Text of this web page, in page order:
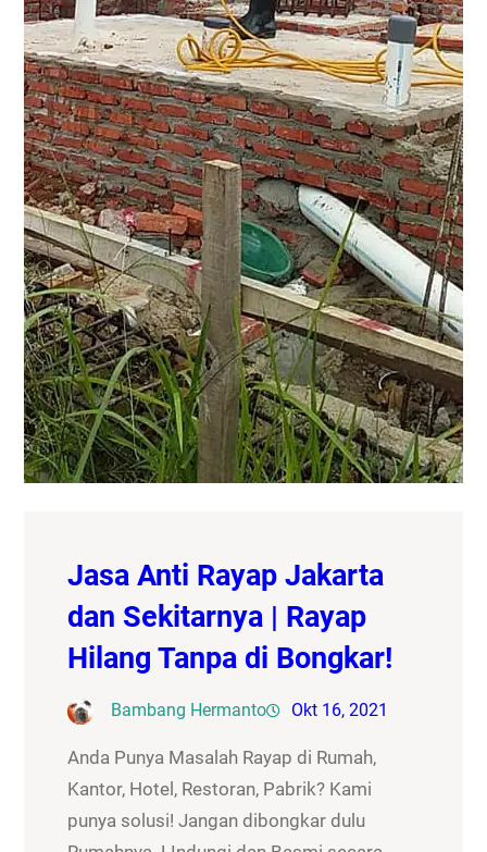
Jasa Anti Rayap Jakarta
dan Sekitarnya | Rayap
Hilang Tanpa di Bongkar!
Bambang Hermanto Okt 16, 2021
Anda Punya Masalah Rayap di Rumah,
Kantor, Hotel, Restoran, Pabrik? Kami
punya solusi! Jangan dibongkar dulu